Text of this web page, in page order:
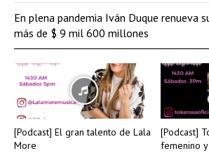
[Podcast] El gran talento de Lala
More
[Podcast]
femenino y
En plena pandemia Iván Duque renueva
más de $ 9 mil 600 millones